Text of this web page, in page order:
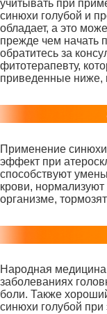
учитывать при
синюхи голубой и
обладает, а это
прежде чем начать
обратитесь за
фитотерапевту,
приведенные ниже,
Применение синюхи
эффект при
способствуют
крови,
организме,
Народная медицина
заболеваниях
боли. Также
синюхи голубой при